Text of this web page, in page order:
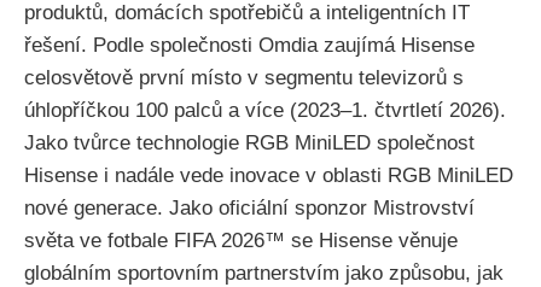
produktů, domácích spotřebičů a inteligentních IT
řešení. Podle společnosti Omdia zaujímá Hisense
celosvětově první místo v segmentu televizorů s
úhlopříčkou 100 palců a více (2023–1. čtvrtletí 2026).
Jako tvůrce technologie RGB MiniLED společnost
Hisense i nadále vede inovace v oblasti RGB MiniLED
nové generace. Jako oficiální sponzor Mistrovství
světa ve fotbale FIFA 2026™ se Hisense věnuje
globálním sportovním partnerstvím jako způsobu, jak